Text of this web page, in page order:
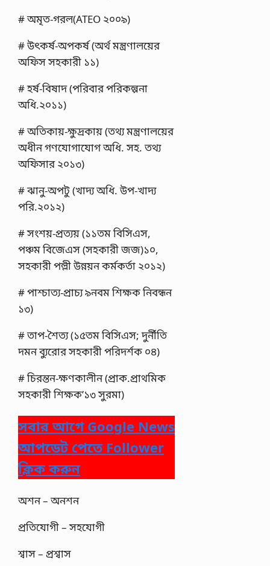
# অমৃত-গরল(ATEO ২০০৯)
# উৎকর্ষ-অপকর্ষ (অর্থ মন্ত্রণালয়ের
অফিস সহকারী ১১)
# হর্ষ-বিষাদ (পরিবার পরিকল্পনা
অধি.২০১১)
# অতিকায়-ক্ষুদ্রকায় (তথ্য মন্ত্রণালয়ের
অধীন গণযোগাযোগ অধি. সহ. তথ্য
অফিসার ২০১৩)
# ঝানু-অপটু (খাদ্য অধি. উপ-খাদ্য
পরি.২০১২)
# সংশয়-প্রত্যয় (১১তম বিসিএস,
পঞ্চম বিজেএস (সহকারী জজ)১০,
সহকারী পল্লী উন্নয়ন কর্মকর্তা ২০১২)
# পাশ্চাত্য-প্রাচ্য ৯নবম শিক্ষক নিবন্ধন
১৩)
# তাপ-শৈত্য (১৫তম বিসিএস; দুর্নীতি
দমন ব্যুরোর সহকারী পরিদর্শক ০৪)
# চিরন্তন-ক্ষণকালীন (প্রাক.প্রাথমিক
সহকারী শিক্ষক’১৩ সুরমা)
সবার আগে Google News
আপডেট পেতে Follower
ক্লিক করুন
অশন – অনশন
প্রতিযোগী – সহযোগী
শ্বাস – প্রশ্বাস